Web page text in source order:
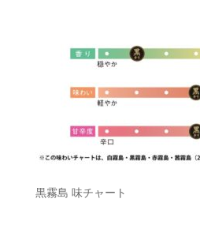
黒霧島 味チャート